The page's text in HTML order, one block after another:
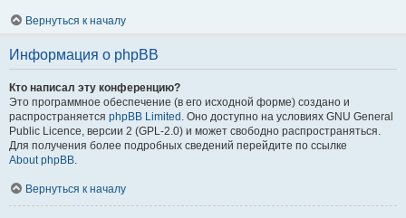
Вернуться к началу
Информация о phpBB
Кто написал эту конференцию?
Это программное обеспечение (в его исходной форме) создано и
распространяется phpBB Limited . Оно доступно на условиях GNU General
Public Licence, версии 2 (GPL-2.0) и может свободно распространяться.
Для получения более подробных сведений перейдите по ссылке
About phpBB.
Вернуться к началу